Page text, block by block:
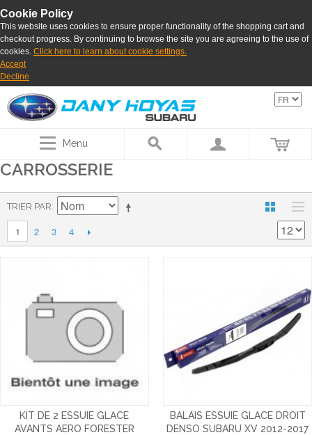
Cookie Policy
This website uses cookies to ensure proper functionality of the shopping cart and
checkout progress. By continuing to browse the site you are agreeing to the use of
cookies. Click here to learn about cookie settings.
Accept
Decline
Menu
CARROSSERIE
TRIER PAR
1 2 3 4
KIT DE 2 ESSUIE GLACE
AVANTS AERO FORESTER
BALAIS ESSUIE GLACE DROIT
DENSO SUBARU XV 2012-2017